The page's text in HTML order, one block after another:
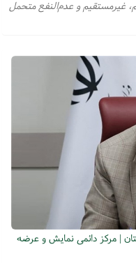
مستقیم، غیرمستقیم و عدم‌النفع متحمل
| مرکز دائمی نمایش و عرضه